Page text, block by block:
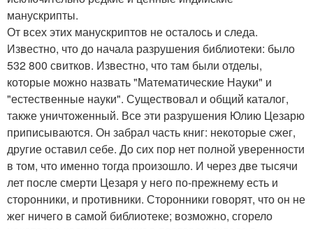
манускрипты.
От всех этих манускриптов не осталось и следа.
Известно, что до начала разрушения библиотеки: было
532 800 свитков. Известно, что там были отделы,
которые можно назвать "Математические Науки" и
"естественные науки". Существовал и общий каталог,
также уничтоженный. Все эти разрушения Юлию Цезарю
приписываются. Он забрал часть книг: некоторые сжег,
другие оставил себе. До сих пор нет полной уверенности
в том, что именно тогда произошло. И через две тысячи
лет после смерти Цезаря у него по-прежнему есть и
сторонники, и противники. Сторонники говорят, что он не
жег ничего в самой библиотеке; возможно, сгорело